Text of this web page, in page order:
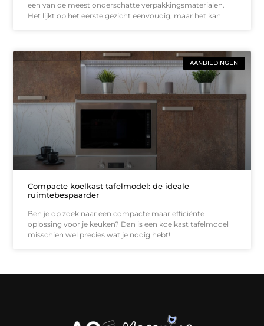
een van de meest onderschatte verpakkingsmaterialen.
Het lijkt op het eerste gezicht eenvoudig, maar het kan
AANBIEDINGEN
Compacte koelkast tafelmodel: de ideale
ruimtebespaarder
Ben je op zoek naar een compacte maar efficiënte
oplossing voor je keuken? Dan is een koelkast tafelmodel
misschien wel precies wat je nodig hebt!